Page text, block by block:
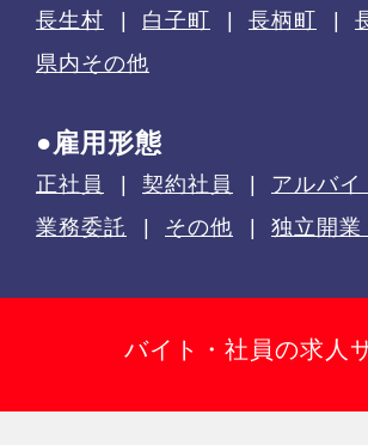
長生村
白子町 長柄町
県内その他
●雇用形態
正社員 契約社員 アルバイ
業務委託
その他 独立開業
バイト・社員の求人